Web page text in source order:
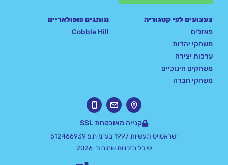
צעצועים לפי קטגוריה
פאזלים
משחקי יהדות
ערכות יצירה
משחקים חינוכיים
משחקי חברה
מותגים פופולאריים
Cobble Hill
קנייה מאובטחת SSL
ישראטויס תעשיות 1997 בע"מ ח.פ 512466939
© כל הזכויות שמורות 2026